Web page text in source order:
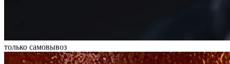
только самовывоз